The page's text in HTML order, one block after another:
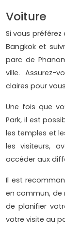
Voiture
Si vous
Bangkok et
parc de
ville. Assurez-
claires pour
Une fois que
Park, il est
les temples et
les visiteurs,
accéder aux
Il est
en commun, de
de planifier
votre visite au